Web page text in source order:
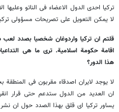
ترکیا احدى الدول الاعضاء فی الناتو وعلیها
لا یمکن التعویل على تصریحات مسؤولی
قلتم ان ترکیا واردوغان شخصیا بصدد لعب
اقامة حکومة اسلامیة. ترى ما هی
هذا الدور؟
لا یوجد لایران اصدقاء مقربون فی المنطقة
ان العدید من الدول ستدعم حتى قرار
یساور ترکیا ای قلق بهذا الصدد حول ان